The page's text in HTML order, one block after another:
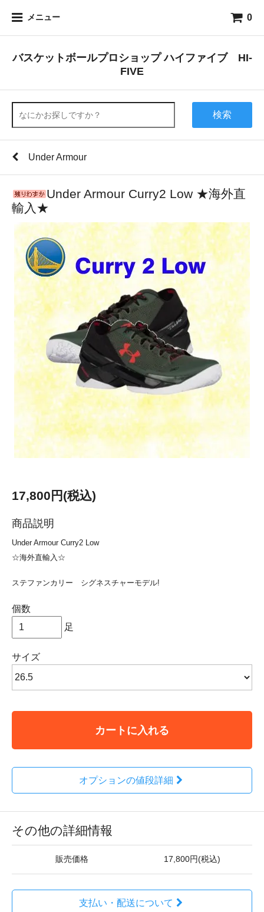
メニュー 0
バスケットボールプロショップ ハイファイブ HI-
FIVE
検索
Under Armour
Under Armour Curry2 Low ★海外直
輸入★
17,800円(税込)
商品説明
Under Armour Curry2 Low
☆海外直輸入☆
ステファンカリー シグネスチャーモデル!
個数
足
サイズ
カートに入れる
オプションの値段詳細
その他の詳細情報
販売価格 17,800円(税込)
支払い・配送について